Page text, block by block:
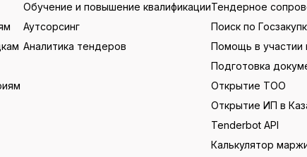
Обучение и повышение квалификации
Аутсорсинг
Аналитика тендеров
Тендерное
Поиск по
Помощь в участии
Подготовка
Открытие ТОО
Открытие ИП в
Tenderbot API
Калькулятор